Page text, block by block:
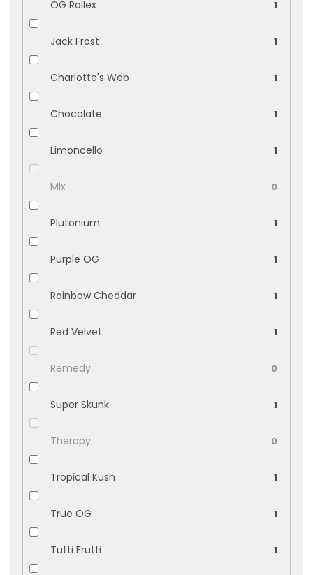
OG Rollex 1
Jack Frost 1
Charlotte's Web 1
Chocolate 1
Limoncello 1
Mix 0
Plutonium 1
Purple OG 1
Rainbow Cheddar 1
Red Velvet 1
Remedy 0
Super Skunk 1
Therapy 0
Tropical Kush 1
True OG 1
Tutti Frutti 1